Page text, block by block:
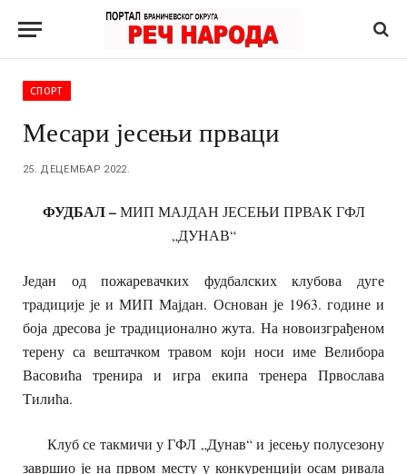
СПОРТ
Месари јесењи прваци
25. ДЕЦЕМБАР 2022.
ФУДБАЛ –МИП МАЈДАН ЈЕСЕЊИ ПРВАК ГФЛ
„ДУНАВ“
Један од пожаревачких фудбалских клубова дуге
традиције је и МИП Мајдан. Основан је 1963. године и
боја дресова је традиционално жута. На новоизграђеном
терену са вештачком травом који носи име Велибора
Васовића тренира и игра екипа тренера Првослава
Тилића.
Клуб се такмичи у ГФЛ „Дунав“ и јесењу полусезону
завршио је на првом месту у конкуренцији осам ривала